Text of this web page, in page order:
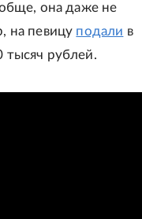
она даже не
на певицу подали в
тысяч рублей.